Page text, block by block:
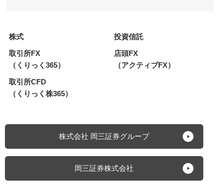
株式
投資信託
取引所FX
（くりっく365）
店頭FX
（アクティブFX）
取引所CFD
（くりっく株365）
株式会社 岡三証券グループ
岡三証券株式会社